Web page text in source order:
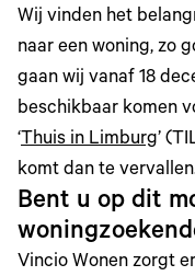
Wij vinden het
naar een woning, zo
gaan wij vanaf 18
beschikbaar komen
‘Thuis in Limburg’
komt dan te
Bent u op dit
Vincio Wonen zorgt